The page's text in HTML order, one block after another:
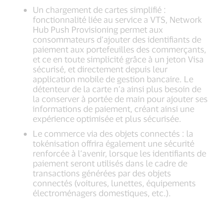
Un chargement de cartes simplifié :
fonctionnalité liée au service a VTS, Network
Hub Push Provisioning permet aux
consommateurs d’ajouter des identifiants de
paiement aux portefeuilles des commerçants,
et ce en toute simplicité grâce à un jeton Visa
sécurisé, et directement depuis leur
application mobile de gestion bancaire. Le
détenteur de la carte n’a ainsi plus besoin de
la conserver à portée de main pour ajouter ses
informations de paiement, créant ainsi une
expérience optimisée et plus sécurisée.
Le commerce via des objets connectés : la
tokénisation offrira également une sécurité
renforcée à l’avenir, lorsque les identifiants de
paiement seront utilisés dans le cadre de
transactions générées par des objets
connectés (voitures, lunettes, équipements
électroménagers domestiques, etc.).